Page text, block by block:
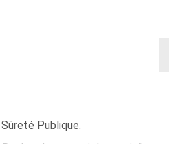
Publique.